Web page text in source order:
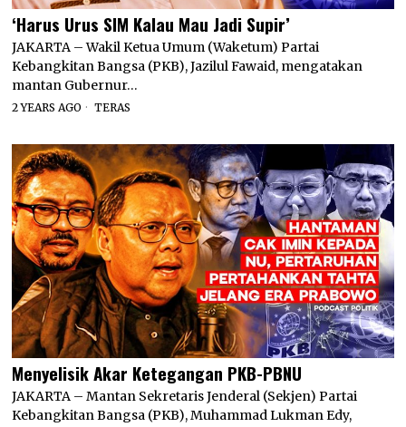
‘Harus Urus SIM Kalau Mau Jadi Supir’
JAKARTA – Wakil Ketua Umum (Waketum) Partai
Kebangkitan Bangsa (PKB), Jazilul Fawaid, mengatakan
mantan Gubernur…
2 YEARS AGO TERAS
Menyelisik Akar Ketegangan PKB-PBNU
JAKARTA – Mantan Sekretaris Jenderal (Sekjen) Partai
Kebangkitan Bangsa (PKB), Muhammad Lukman Edy,